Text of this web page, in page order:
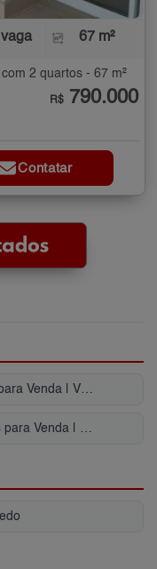
67 m²
2 quartos - 67 m²
R$ 790.000
Contatar
Apartamento com ar condicionado para Venda | Vila Azevedo
Apartamento com portaria 24 horas para Venda | Vila Azevedo